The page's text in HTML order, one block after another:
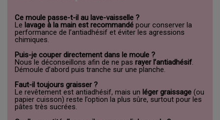
Ce moule passe-t-il au lave-vaisselle ?
Le lavage à la main est recommandé pour conserver la
performance de l’antiadhésif et éviter les agressions
chimiques.
Puis-je couper directement dans le moule ?
Nous le déconseillons afin de ne pas rayer l’antiadhésif.
Démoule d’abord puis tranche sur une planche.
Faut-il toujours graisser ?
Le revêtement est antiadhésif, mais un léger graissage (ou
papier cuisson) reste l’option la plus sûre, surtout pour les
pâtes très sucrées.